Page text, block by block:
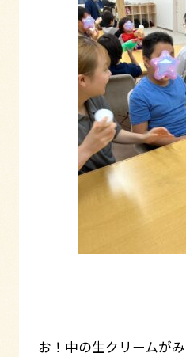
お！中の生クリームが